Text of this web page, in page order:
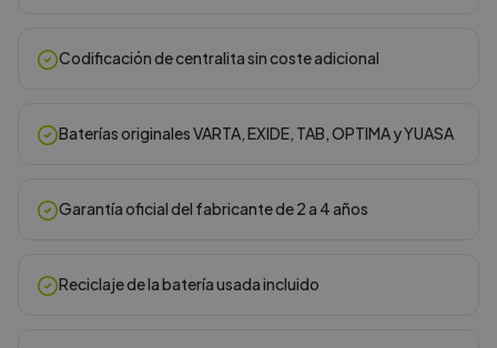
Codificación de centralita sin coste adicional
Baterías originales VARTA, EXIDE, TAB, OPTIMA y YUASA
Garantía oficial del fabricante de 2 a 4 años
Reciclaje de la batería usada incluido